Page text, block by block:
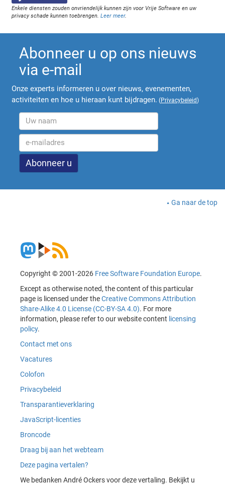
Enkele diensten zouden onvriendelijk kunnen zijn voor Vrije Software en uw
privacy schade kunnen toebrengen.Leer meer.
Abonneer u op ons nieuws
via e-mail
Onze experts informeren u over nieuws, evenementen,
activiteiten en hoe u hieraan kunt bijdragen. (Privacybeleid)
Ga naar de top
Copyright © 2001-2026 Free Software Foundation Europe.
Except as otherwise noted, the content of this particular
page is licensed under theCreative Commons Attribution
Share-Alike 4.0 License (CC-BY-SA 4.0). For more
information, please refer to our website content licensing
policy.
Contact met ons
Vacatures
Colofon
Privacybeleid
Transparantieverklaring
JavaScript-licenties
Broncode
Draag bij aan het webteam
Deze pagina vertalen?
We bedanken André Ockers voor deze vertaling. Bekijkt u